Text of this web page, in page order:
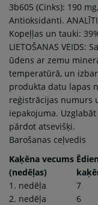
3b605 (Cinks): 190
Antioksidanti.
Kopeļļas un tauki:
LIETOŠANAS
ūdens ar zemu
temperatūrā, un
produkta datu lapas
reģistrācijas numurs
iepakojuma.
pārdot atsevišķi.
Barošanas ceļvedis
Kaķēna vecums
(nedēļas)
1. nedēļa
7
2. nedēļa
6